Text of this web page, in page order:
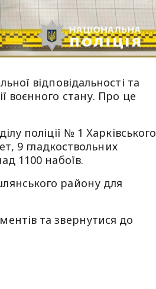
відповідальності та
воєнного стану. Про це
поліції № 1 Харківського
9 гладкоствольних
1100 набоїв.
району для
та звернутися до